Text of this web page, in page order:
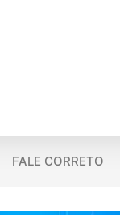
FALE CORRETO